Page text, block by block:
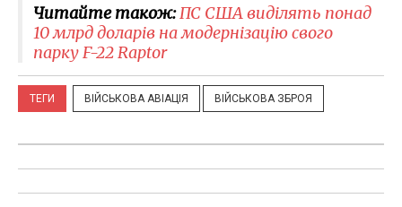
Читайте також:ПС США виділять понад
10 млрд доларів на модернізацію свого
парку F-22 Raptor
ТЕГИ ВІЙСЬКОВА АВІАЦІЯ ВІЙСЬКОВА ЗБРОЯ